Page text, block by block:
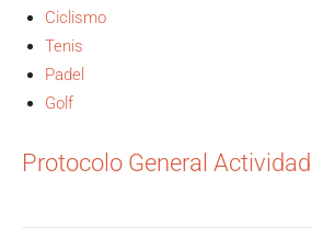
Ciclismo
Tenis
Padel
Golf
Protocolo General